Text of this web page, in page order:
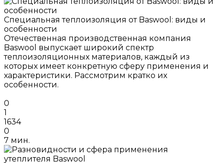
Специальная теплоизоляция от Baswool: виды и
особенности
Отечественная производственная компания
Baswool выпускает широкий спектр
теплоизоляционных материалов, каждый из
которых имеет конкретную сферу применения и
характеристики. Рассмотрим кратко их
особенности.
0
1
1634
0
7 мин.